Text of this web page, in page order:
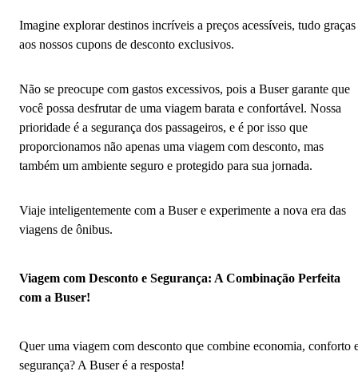
Imagine explorar destinos incríveis a preços acessíveis, tudo graças
aos nossos cupons de desconto exclusivos.
Não se preocupe com gastos excessivos, pois a Buser garante que
você possa desfrutar de uma viagem barata e confortável. Nossa
prioridade é a segurança dos passageiros, e é por isso que
proporcionamos não apenas uma viagem com desconto, mas
também um ambiente seguro e protegido para sua jornada.
Viaje inteligentemente com a Buser e experimente a nova era das
viagens de ônibus.
Viagem com Desconto e Segurança: A Combinação Perfeita
com a Buser!
Quer uma viagem com desconto que combine economia, conforto
segurança? A Buser é a resposta!